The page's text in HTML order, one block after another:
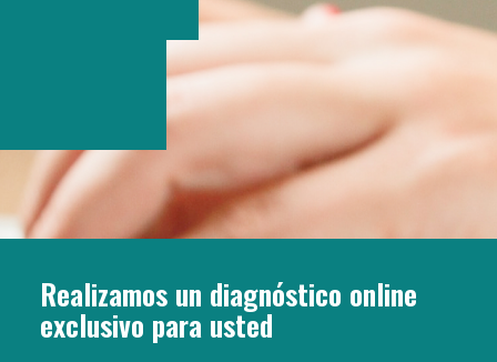
Realizamos un diagnóstico online
exclusivo para usted